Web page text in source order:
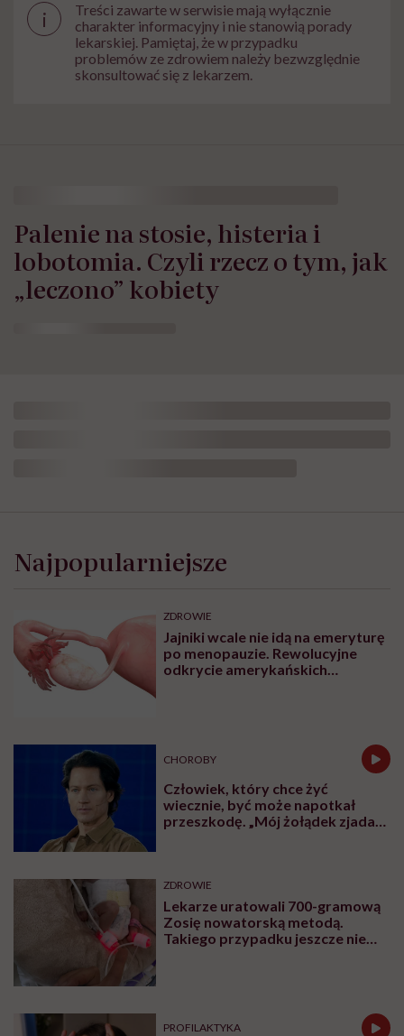
i
Treści zawarte w serwisie mają wyłącznie
charakter informacyjny i nie stanowią porady
lekarskiej. Pamiętaj, że w przypadku
problemów ze zdrowiem należy bezwzględnie
skonsultować się z lekarzem.
Palenie na stosie, histeria i
lobotomia. Czyli rzecz o tym, jak
„leczono” kobiety
„Kocham
siebie
niż
kiedykolwiek
do
tej
pory”
Najpopularniejsze
ZDROWIE
Jajniki wcale nie idą na emeryturę
po menopauzie. Rewolucyjne
odkrycie amerykańskich
CHOROBY
Człowiek, który chce żyć
wiecznie, być może napotkał
przeszkodę. „Mój żołądek zjada
ZDROWIE
Lekarze uratowali 700-gramową
Zosię nowatorską metodą.
Takiego przypadku jeszcze nie
PROFILAKTYKA